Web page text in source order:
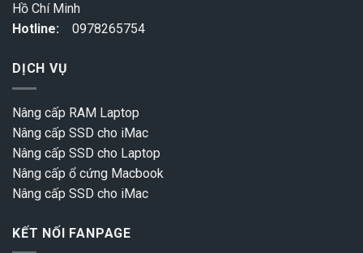
Hồ Chí Minh
Hotline:
0978265754
DỊCH VỤ
Nâng cấp RAM Laptop
Nâng cấp SSD cho iMac
Nâng cấp SSD cho Laptop
Nâng cấp ổ cứng Macbook
Nâng cấp SSD cho iMac
KẾT NỐI FANPAGE